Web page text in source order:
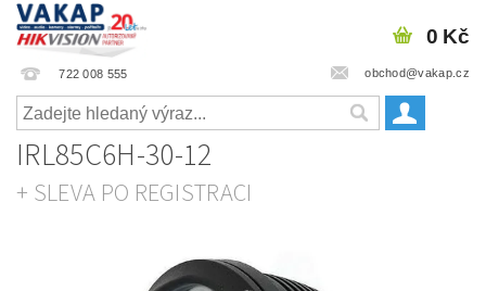
722 008 555 obchod@vakap.cz
0 Kč
IRL85C6H-30-12
+ SLEVA PO REGISTRACI